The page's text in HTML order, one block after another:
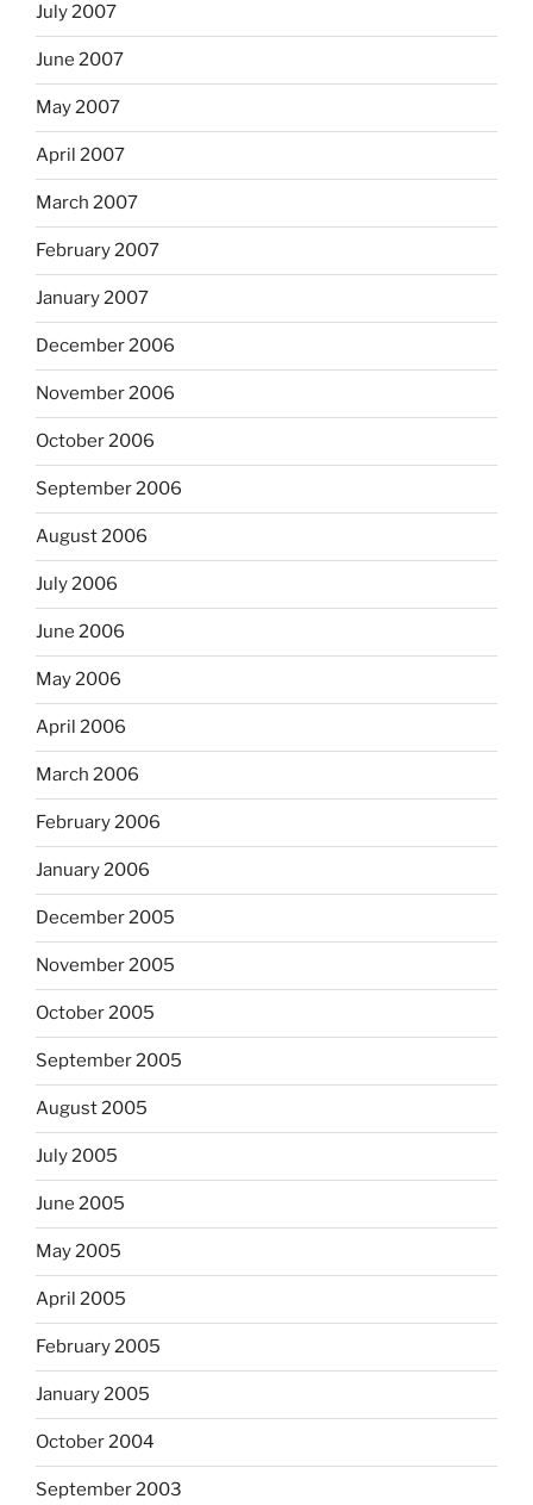
July 2007
June 2007
May 2007
April 2007
March 2007
February 2007
January 2007
December 2006
November 2006
October 2006
September 2006
August 2006
July 2006
June 2006
May 2006
April 2006
March 2006
February 2006
January 2006
December 2005
November 2005
October 2005
September 2005
August 2005
July 2005
June 2005
May 2005
April 2005
February 2005
January 2005
October 2004
September 2003